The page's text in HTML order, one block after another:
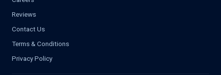
Reviews
Contact Us
Terms & Conditions
Privacy Policy